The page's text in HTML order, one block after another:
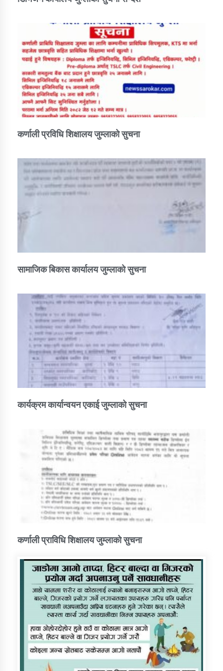
कर्णाली प्रविधि शिक्षालय जुम्लाको सुचना
सामाजिक बिकास कार्यालय जुम्लाकाे सुचना
कार्यक्रम कार्यान्वयन एकाई जुम्लाको सुचना
कर्णाली प्राविधि शिक्षालय जुम्लाको सुचना